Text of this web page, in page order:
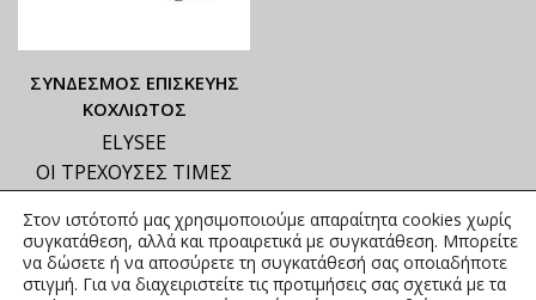
ΣΥΝΔΕΣΜΟΣ ΕΠΙΣΚΕΥΗΣ
ΚΟΧΛΙΩΤΟΣ
ELYSEE
ΟΙ ΤΡΕΧΟΥΣΕΣ ΤΙΜΕΣ
ΑΝΗΡΤΗΜΕΝΟ PDF
3,71€–104,97€ συμπ.
Φ.Π.Α.
Στον ιστότοπό μας χρησιμοποιούμε απαραίτητα cookies χωρίς
συγκατάθεση, αλλά και προαιρετικά με συγκατάθεση. Μπορείτε
να δώσετε ή να αποσύρετε τη συγκατάθεσή σας οποιαδήποτε
στιγμή. Για να διαχειριστείτε τις προτιμήσεις σας σχετικά με τα